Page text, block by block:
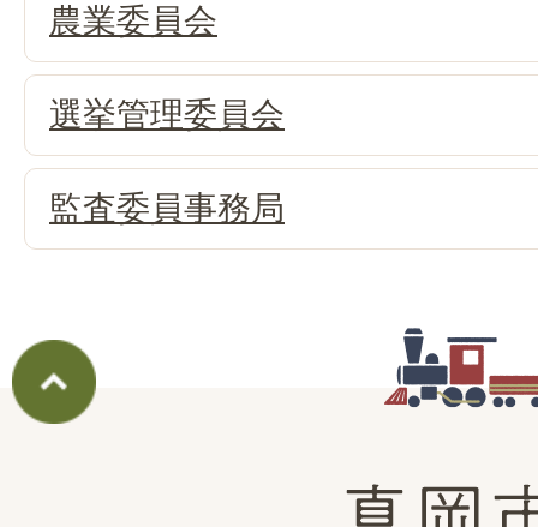
農業委員会
選挙管理委員会
監査委員事務局
真